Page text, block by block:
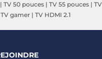
| TV 50 pouces | TV 55 pouces |
TV gamer | TV HDMI 2.1